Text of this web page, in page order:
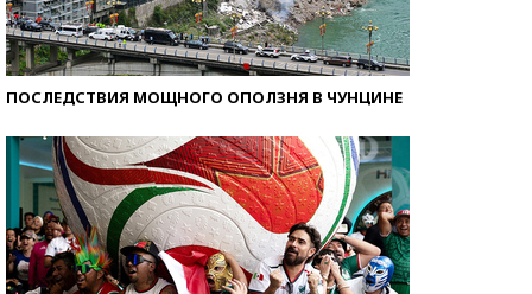
ПОСЛЕДСТВИЯ МОЩНОГО ОПОЛЗНЯ В ЧУНЦИНЕ